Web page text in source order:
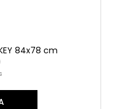
84x78 cm